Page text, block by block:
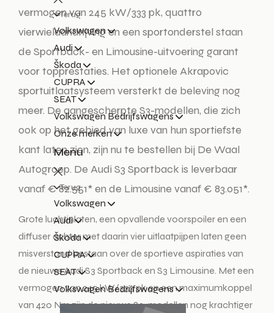
Terug
Volkswagen
Audi
Škoda
CUPRA
SEAT
Volkswagen Bedrijfswagens
Onze merken
Menu
Terug
Volkswagen
Audi
Škoda
CUPRA
SEAT
Volkswagen Bedrijfswagens
vermogen van 245 kW/333 pk, quattro
vierwielaandrijving en een sportonderstel staan
de Sportback- en Limousine-uitvoering garant
voor topprestaties. Het optionele Akrapovic
sportuitlaatsysteem versterkt de beleving nog
meer. De aangescherpte S3-modellen, die zich
ook op het gebied van luxe van hun sportiefste
kant laten zien, zijn nu te bestellen bij De Waal
Autogroep. De Audi S3 Sportback is leverbaar
vanaf € 82.551* en de Limousine vanaf € 83.051*.
Grote luchtinlaten, een opvallende voorspoiler en een
diffuser achter met daarin vier uitlaatpijpen laten geen
misverstand bestaan over de sportieve aspiraties van
de nieuwe Audi S3 Sportback en S3 Limousine. Met een
vermogen van 245 kW/333 pk en een maximumkoppel
van 420 Nm zijn de nieuwe S3-modellen nog krachtiger